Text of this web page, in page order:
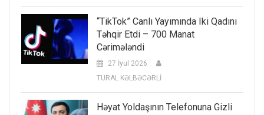
“TikTok” Canlı Yayımında Iki Qadını
Təhqir Etdi – 700 Manat
Cərimələndi
27 İyul 2026
TURAL KƏLBƏCƏRLİ
Həyat Yoldaşının Telefonuna Gizli